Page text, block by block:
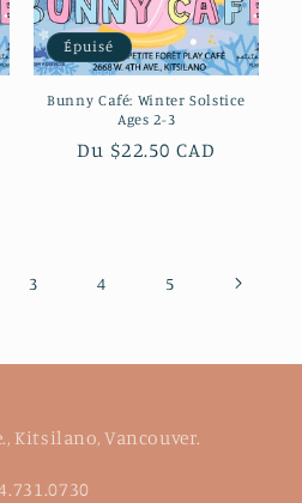
Épuisé
Bunny Café: Winter Solstice
Ages 2-3
Prix
Du $22.50 CAD
3 4 5
Kitsilano, Vancouver.